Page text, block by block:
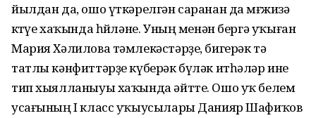
йылдан да, ошо үткәрелгән саранан да мөғжизә
көтөүе хаҡында һөйләне. Уның менән бергә уҡыған
Мария Хәлилова тәмлекәстәрҙе, бигерәк тә
татлы кәнфиттәрҙе күберәк бүләк итһәләр ине
тип хыялланыуы хаҡында әйтте. Ошо уҡ белем
усағының I класс уҡыусылары Данияр Шафиҡов